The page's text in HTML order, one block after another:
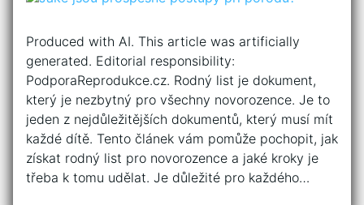
Produced with AI. This article was artificially
generated. Editorial responsibility:
PodporaReprodukce.cz. Rodný list je dokument,
který je nezbytný pro všechny novorozence. Je to
jeden z nejdůležitějších dokumentů, který musí mít
každé dítě. Tento článek vám pomůže pochopit, jak
získat rodný list pro novorozence a jaké kroky je
třeba k tomu udělat. Je důležité pro každého…